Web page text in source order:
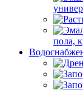
пола,